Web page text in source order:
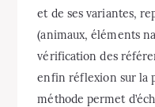
et de ses variantes,
(animaux, éléments
vérification des
enfin réflexion sur la
méthode permet